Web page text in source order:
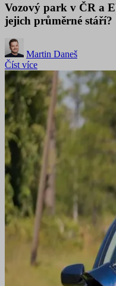
Vozový park v ČR a
jejich průměrné stáří?
Martin Daneš
Číst více